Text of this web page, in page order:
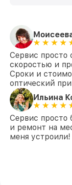
Сервис просто
скоростью и
Сроки и
оптический
Ильина
Сервис просто
и ремонт на
меня устроили!